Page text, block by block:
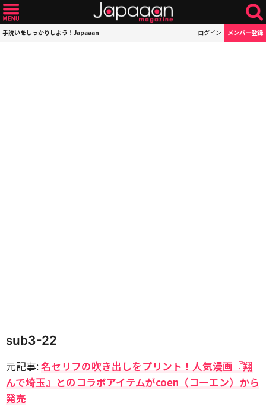
手洗いをしっかりしよう！Japaaan ログイン メンバー登録
sub3-22
元記事:名セリフの吹き出しをプリント！人気漫画『翔
んで埼玉』とのコラボアイテムがcoen（コーエン）から
発売